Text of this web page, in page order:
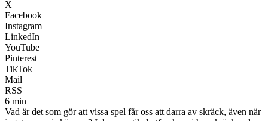
X
Facebook
Instagram
LinkedIn
YouTube
Pinterest
TikTok
Mail
RSS
6 min
Vad är det som gör att vissa spel får oss att darra av skräck, även när